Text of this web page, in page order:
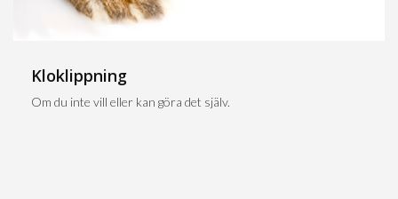
Kloklippning
Om du inte vill eller kan göra det själv.